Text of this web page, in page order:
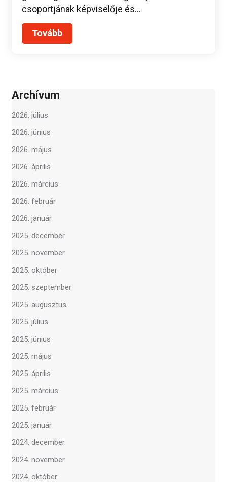
csoportjának képviselője és…
Tovább
Archívum
2026. július
2026. június
2026. május
2026. április
2026. március
2026. február
2026. január
2025. december
2025. november
2025. október
2025. szeptember
2025. augusztus
2025. július
2025. június
2025. május
2025. április
2025. március
2025. február
2025. január
2024. december
2024. november
2024. október